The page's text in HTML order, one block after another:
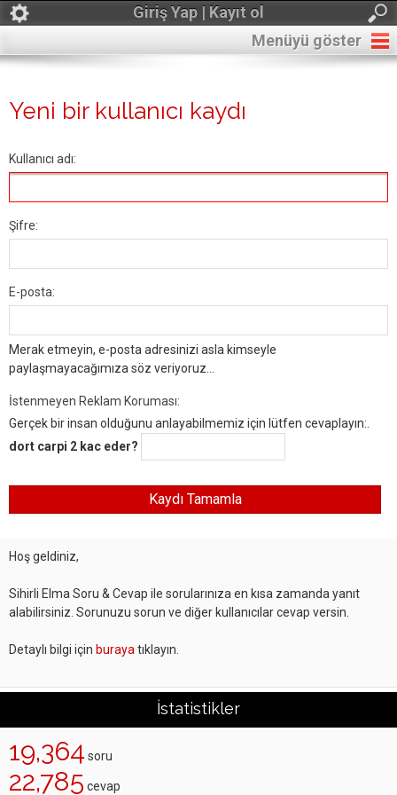
Giriş Yap | Kayıt ol
Menüyü göster
Yeni bir kullanıcı kaydı
Kullanıcı adı:
Şifre:
E-posta:
Merak etmeyin, e-posta adresinizi asla kimseyle
paylaşmayacağımıza söz veriyoruz...
İstenmeyen Reklam Koruması:
Gerçek bir insan olduğunu anlayabilmemiz için lütfen cevaplayın:.
dort carpi 2 kac eder?
Hoş geldiniz,
Sihirli Elma Soru & Cevap ile sorularınıza en kısa zamanda yanıt
alabilirsiniz. Sorunuzu sorun ve diğer kullanıcılar cevap versin.
Detaylı bilgi için buraya tıklayın.
İstatistikler
19,364 soru
22,785 cevap